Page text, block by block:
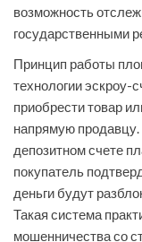
возможность
государственными
Принцип работы
технологии эскроу-
приобрести товар
напрямую
депозитном счете
покупатель
деньги будут
Такая система
мошенничества со